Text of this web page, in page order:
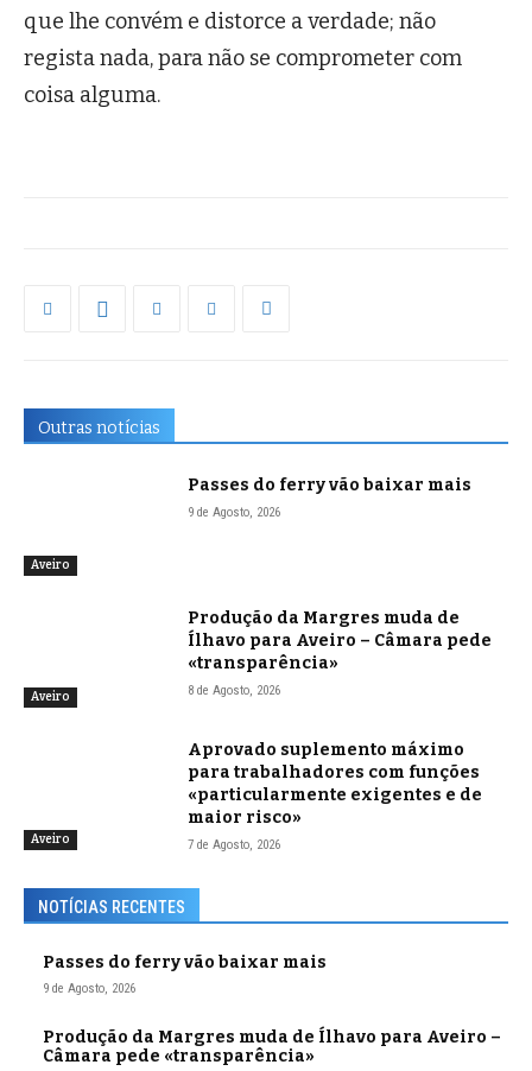
que lhe convém e distorce a verdade; não
regista nada, para não se comprometer com
coisa alguma.
Outras notícias
Aveiro
Passes do ferry vão baixar mais
9 de Agosto, 2026
Aveiro
Produção da Margres muda de
Ílhavo para Aveiro – Câmara pede
«transparência»
8 de Agosto, 2026
Aveiro
Aprovado suplemento máximo
para trabalhadores com funções
«particularmente exigentes e de
maior risco»
7 de Agosto, 2026
NOTÍCIAS RECENTES
Passes do ferry vão baixar mais
9 de Agosto, 2026
Produção da Margres muda de Ílhavo para Aveiro –
Câmara pede «transparência»